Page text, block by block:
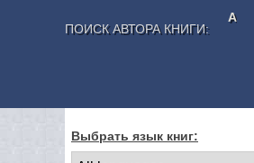
ПОИСК АВТОРА КНИГИ:
А
Выбрать язык книг: